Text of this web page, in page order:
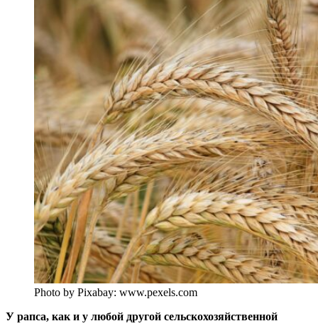
Photo by Pixabay: www.pexels.com
У рапса, как и у любой другой сельскохозяйственной